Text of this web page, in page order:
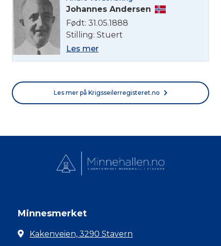
Johannes Andersen
Født: 31.05.1888
Stilling: Stuert
Les mer
Les mer på Krigsseilerregisteret.no
Minnesmerket
Kakenveien, 3290 Stavern
Norsk bokmål